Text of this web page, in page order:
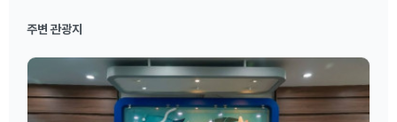
주변 관광지